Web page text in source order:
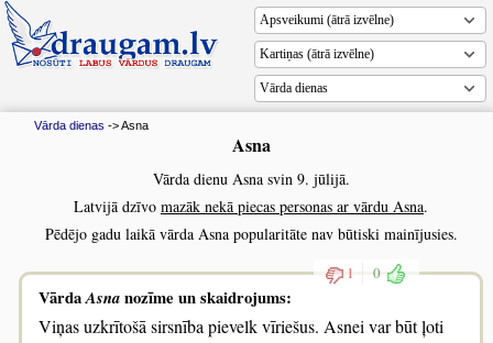
Vārda dienas
Vārda dienas -> Asna
Asna
Vārda dienu Asna svin 9. jūlijā.
Latvijā dzīvo mazāk nekā piecas personas ar vārdu Asna.
Pēdējo gadu laikā vārda Asna popularitāte nav būtiski mainījusies.
1 0
VārdaAsnanozīme un skaidrojums:
Viņas uzkrītošā sirsnība pievelk vīriešus. Asnei var būt ļoti